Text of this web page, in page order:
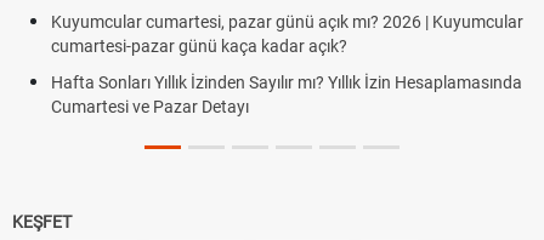
Kuyumcular cumartesi, pazar günü açık mı? 2026 | Kuyumcular
cumartesi-pazar günü kaça kadar açık?
Hafta Sonları Yıllık İzinden Sayılır mı? Yıllık İzin Hesaplamasında
Cumartesi ve Pazar Detayı
KEŞFET